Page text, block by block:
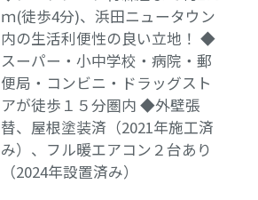
ｍ(徒歩4分)、浜田ニュータウン
内の生活利便性の良い立地！ ◆
スーパー・小中学校・病院・郵
便局・コンビニ・ドラッグスト
アが徒歩１５分圏内 ◆外壁張
替、屋根塗装済（2021年施工済
み）、フル暖エアコン２台あり
（2024年設置済み）